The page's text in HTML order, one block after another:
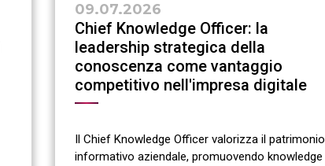
09.07.2026
Chief Knowledge Officer: la
leadership strategica della
conoscenza come vantaggio
competitivo nell'impresa digitale
Il Chief Knowledge Officer valorizza il patrimonio
informativo aziendale, promuovendo knowledge